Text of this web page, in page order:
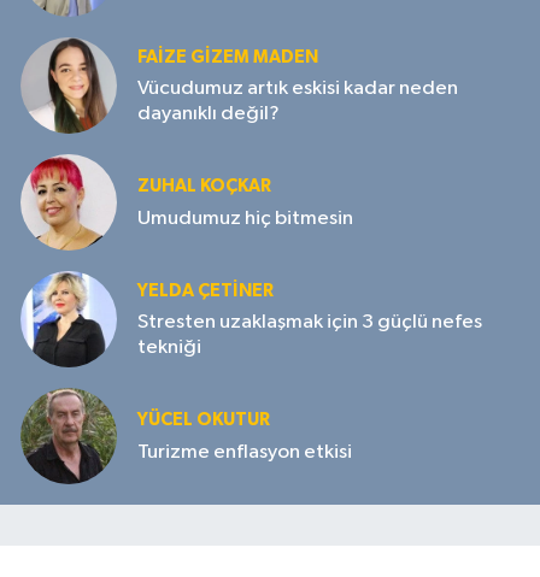
FAIZE GIZEM MADEN
Vücudumuz artık eskisi kadar neden
dayanıklı değil?
ZUHAL KOÇKAR
Umudumuz hiç bitmesin
YELDA ÇETİNER
Stresten uzaklaşmak için 3 güçlü nefes
tekniği
YÜCEL OKUTUR
Turizme enflasyon etkisi